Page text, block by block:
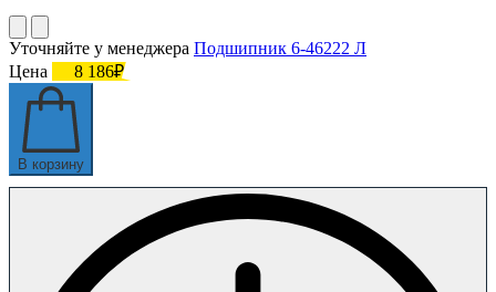
Уточняйте у менеджера Подшипник 6-46222 Л
Цена
8 186₽
В корзину